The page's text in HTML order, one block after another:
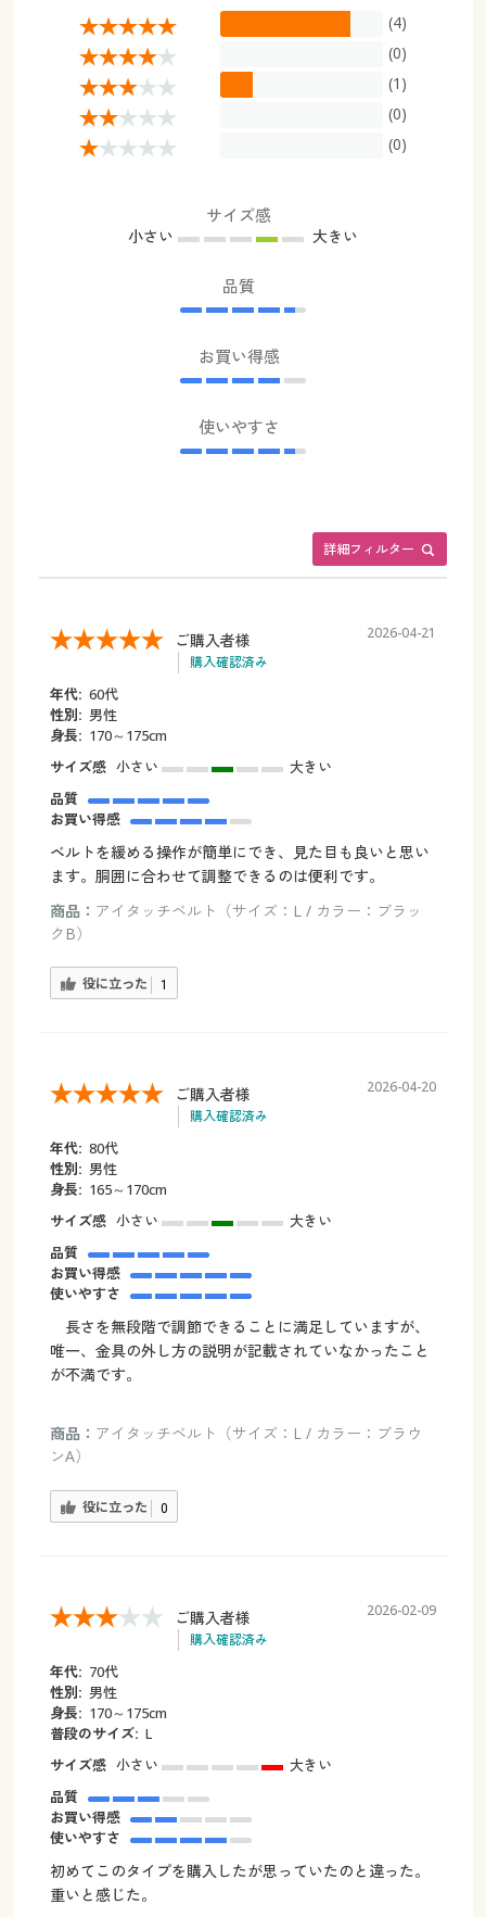
(4)
(0)
(1)
(0)
(0)
サイズ感
小さい 大きい
品質
お買い得感
使いやすさ
詳細フィルター
ご購入者様
購入確認済み
2026-04-21
年代: 60代
性別: 男性
身長: 170～175cm
サイズ感 小さい
大きい
品質
お買い得感
ベルトを緩める操作が簡単にでき、見た目も良いと思い
ます。胴囲に合わせて調整できるのは便利です。
商品： アイタッチベルト（サイズ：L / カラー：ブラッ
クB）
役に立った 1
ご購入者様
購入確認済み
2026-04-20
年代: 80代
性別: 男性
身長: 165～170cm
サイズ感 小さい
大きい
品質
お買い得感
使いやすさ
長さを無段階で調節できることに満足していますが、
唯一、金具の外し方の説明が記載されていなかったこと
が不満です。
商品： アイタッチベルト（サイズ：L / カラー：ブラウ
ンA）
役に立った 0
ご購入者様
購入確認済み
2026-02-09
年代: 70代
性別: 男性
身長: 170～175cm
普段のサイズ: L
サイズ感 小さい
大きい
品質
お買い得感
使いやすさ
初めてこのタイプを購入したが思っていたのと違った。
重いと感じた。